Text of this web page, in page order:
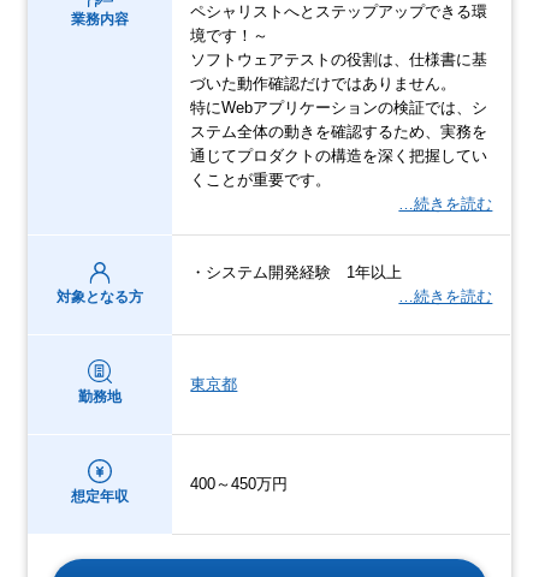
業務内容
ペシャリストへとステップアップできる環
境です！～
ソフトウェアテストの役割は、仕様書に基
づいた動作確認だけではありません。
特にWebアプリケーションの検証では、シ
ステム全体の動きを確認するため、実務を
通じてプロダクトの構造を深く把握してい
くことが重要です。
…続きを読む
対象となる方
・システム開発経験 1年以上
…続きを読む
勤務地
東京都
想定年収
400～450万円